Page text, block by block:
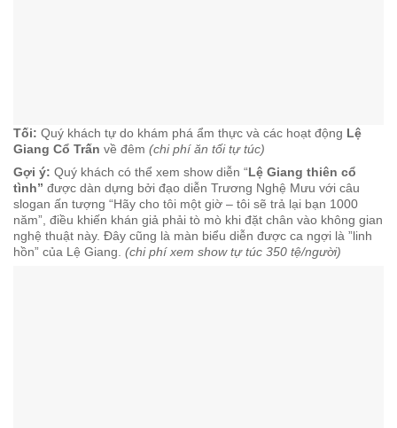
Tối: Quý khách tự do khám phá ẩm thực và các hoạt động Lệ
Giang Cổ Trấn về đêm (chi phí ăn tối tự túc)
Gợi ý: Quý khách có thể xem show diễn “Lệ Giang thiên cổ
tình” được dàn dựng bởi đạo diễn Trương Nghệ Mưu với câu
slogan ấn tượng “Hãy cho tôi một giờ – tôi sẽ trả lại bạn 1000
năm”, điều khiến khán giả phải tò mò khi đặt chân vào không gian
nghệ thuật này. Đây cũng là màn biểu diễn được ca ngợi là ”linh
hồn” của Lệ Giang. (chi phí xem show tự túc 350 tệ/người)